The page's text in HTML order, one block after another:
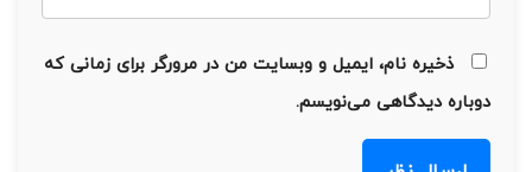
ذخیره نام، ایمیل و وبسایت من در مرورگر برای زمانی که
دوباره دیدگاهی می‌نویسم.